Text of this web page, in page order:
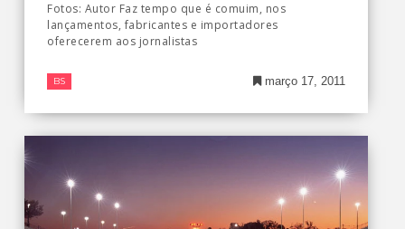
Fotos: Autor Faz tempo que é comuim, nos
lançamentos, fabricantes e importadores
oferecerem aos jornalistas
BS março 17, 2011